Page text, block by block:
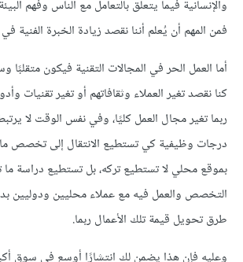
والإنسانية فيما يتعلق بالتعامل مع الناس وفهم
فمن المهم أن يُعلم أننا نقصد زيادة الخبرة الفنية
أما العمل الحر في المجالات التقنية فيكون متقلبًا
كنا نقصد تغير العملاء وثقافاتهم أو تغير تقنيات
ربما تغير مجال العمل كليًا، وفي نفس الوقت لا
درجات وظيفية كي تستطيع الانتقال إلى تخصص
بموقع محلي لا تستطيع تركه، بل تستطيع دراسة ما
التخصص والعمل فيه مع عملاء محليين ودوليين
طرق تحويل قيمة تلك الأعمال ربما.